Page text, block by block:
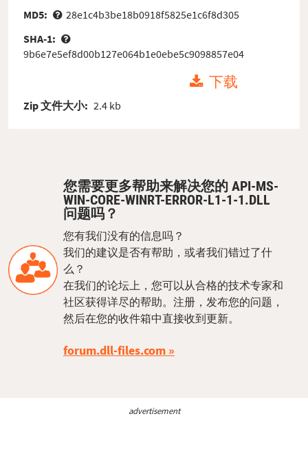
MD5:
28e1c4b3be18b0918f5825e1c6f8d305
SHA-1:
9b6e7e5ef8d00b127e064b1e0ebe5c9098857e04
下载
Zip 文件大小: 2.4 kb
您需要更多帮助来解决您的 API-MS-
WIN-CORE-WINRT-ERROR-L1-1-1.DLL
问题吗？
您有我们没有的信息吗？
我们的建议是否有帮助，或者我们错过了什
么？
在我们的论坛上，您可以从合格的技术专家和
社区获得详尽的帮助。注册，发布您的问题，
然后在您的收件箱中直接收到更新。
forum.dll-files.com
advertisement